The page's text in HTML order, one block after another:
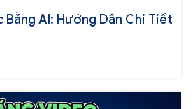
Bằng AI: Hướng Dẫn Chi Tiết